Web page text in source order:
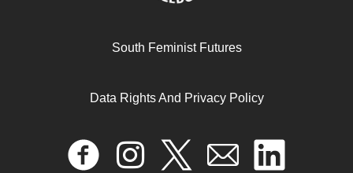
LA INTERNACIONAL FEMINISTA LUCHAS EN LOS
South Feminist Futures
Data Rights And Privacy Policy